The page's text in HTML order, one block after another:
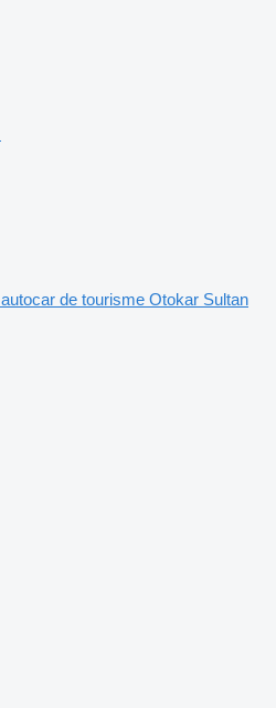
autocar de tourisme Otokar Sultan